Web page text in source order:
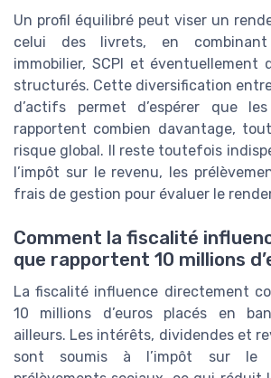
Un profil équilibré peut viser un
celui des livrets, en combinant
immobilier, SCPI et éventuellement
structurés. Cette diversification
d’actifs permet d’espérer que
rapportent combien davantage,
risque global. Il reste toutefois
l’impôt sur le revenu, les
frais de gestion pour évaluer le
Comment la fiscalité
que rapportent 10 millions
La fiscalité influence directement
10 millions d’euros placés en
ailleurs. Les intérêts, dividendes et
sont soumis à l’impôt sur le